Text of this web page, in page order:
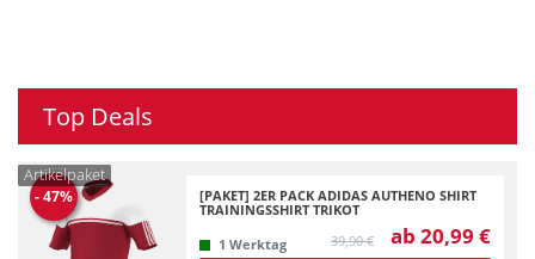
Top Deals
-47%
Artikelpaket
[PAKET] 2ER PACK ADIDAS AUTHENO SHIRT
TRAININGSSHIRT TRIKOT
1 Werktag 39,90 € ab 20,99 €